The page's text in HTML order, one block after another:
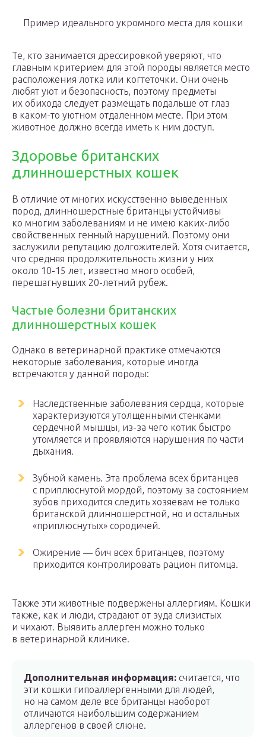
Пример идеального укромного места для кошки
Те, кто занимается дрессировкой уверяют, что
главным критерием для этой породы является место
расположения лотка или когтеточки. Они очень
любят уют и безопасность, поэтому предметы
их обихода следует размещать подальше от глаз
в каком-то уютном отдаленном месте. При этом
животное должно всегда иметь к ним доступ.
Здоровье британских
длинношерстных кошек
В отличие от многих искусственно выведенных
пород, длинношерстные британцы устойчивы
ко многим заболеваниям и не имею каких-либо
свойственных генный нарушений. Поэтому они
заслужили репутацию долгожителей. Хотя считается,
что средняя продолжительность жизни у них
около 10-15 лет, известно много особей,
перешагнувших 20-летний рубеж.
Частые болезни британских
длинношерстных кошек
Однако в ветеринарной практике отмечаются
некоторые заболевания, которые иногда
встречаются у данной породы:
Наследственные заболевания сердца, которые
характеризуются утолщенными стенками
сердечной мышцы, из-за чего котик быстро
утомляется и проявляются нарушения по части
дыхания.
Зубной камень. Эта проблема всех британцев
с приплюснутой мордой, поэтому за состоянием
зубов приходится следить хозяевам не только
британской длинношерстной, но и остальных
«приплюснутых» сородичей.
Ожирение — бич всех британцев, поэтому
приходится контролировать рацион питомца.
Также эти животные подвержены аллергиям. Кошки
также, как и люди, страдают от зуда слизистых
и чихают. Выявить аллерген можно только
в ветеринарной клинике.
Дополнительная информация: считается, что
эти кошки гипоаллергенными для людей,
но на самом деле все британцы наоборот
отличаются наибольшим содержанием
аллергенов в своей слюне.